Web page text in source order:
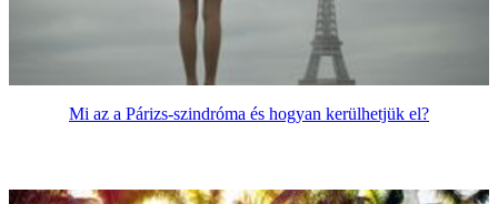
Mi az a Párizs-szindróma és hogyan kerülhetjük el?